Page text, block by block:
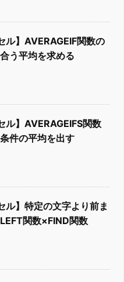
ル】AVERAGEIF関数の
う平均を求める
ル】AVERAGEIFS関数
件の平均を出す
ル】特定の文字より前ま
関数×FIND関数